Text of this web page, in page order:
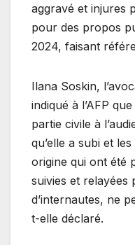
aggravé et injures
pour des propos
2024, faisant
Ilana Soskin,
indiqué à l’AFP
partie civile à
qu’elle a subi et
origine qui ont été
suivies et relayées
d’internautes, ne
t-elle déclaré.